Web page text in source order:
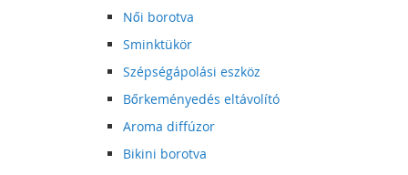
Női borotva
Sminktükör
Szépségápolási eszköz
Bőrkeményedés eltávolító
Aroma diffúzor
Bikini borotva